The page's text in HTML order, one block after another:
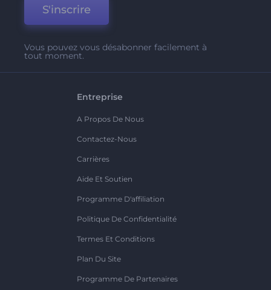
S'inscrire
Vous pouvez vous désabonner facilement à
tout moment.
Entreprise
A Propos De Nous
Contactez-Nous
Carrières
Aide Et Soutien
Programme D'affiliation
Politique De Confidentialité
Termes Et Conditions
Plan Du Site
Programme De Partenaires